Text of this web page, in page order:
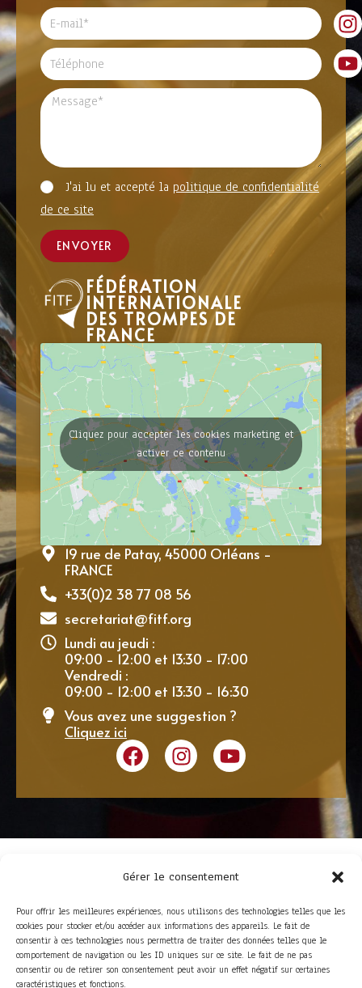
Gérer le consentement
Pour offrir les meilleures expériences, nous utilisons des technologies telles que les
cookies pour stocker et/ou accéder aux informations des appareils. Le fait de
consentir à ces technologies nous permettra de traiter des données telles que le
comportement de navigation ou les ID uniques sur ce site. Le fait de ne pas
consentir ou de retirer son consentement peut avoir un effet négatif sur certaines
caractéristiques et fonctions.
J'ai lu et accepté la politique de confidentialité
de ce site
ENVOYER
FÉDÉRATION
INTERNATIONALE
DES TROMPES DE
FRANCE
Cliquez pour accepter les cookies marketing et
activer ce contenu
19 rue de Patay, 45000 Orléans -
FRANCE
+33(0)2 38 77 08 56
secretariat@fitf.org
Lundi au jeudi :
09:00 - 12:00 et 13:30 - 17:00
Vendredi :
09:00 - 12:00 et 13:30 - 16:30
Vous avez une suggestion ?
Cliquez ici
ACCÈS RAPIDE